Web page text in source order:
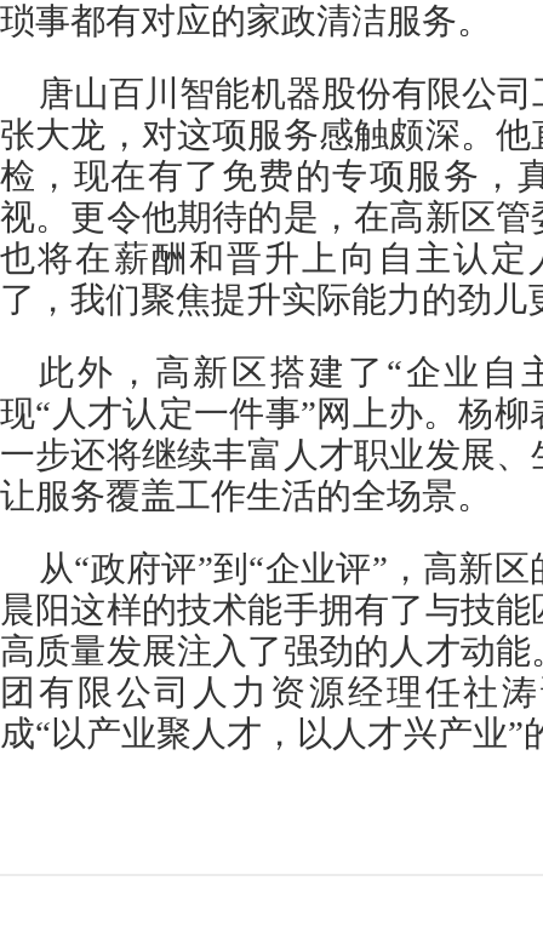
琐事都有对应的家政清洁服务。
唐山百川智能机器股份有限公
张大龙，对这项服务感触颇深。
检，现在有了免费的专项服务，
视。更令他期待的是，在高新区
也将在薪酬和晋升上向自主认定
了，我们聚焦提升实际能力的劲儿
此外，高新区搭建了“企业自
现“人才认定一件事”网上办。杨
一步还将继续丰富人才职业发展
让服务覆盖工作生活的全场景。
从“政府评”到“企业评”，高新
晨阳这样的技术能手拥有了与技
高质量发展注入了强劲的人才动
团有限公司人力资源经理任社
成“以产业聚人才，以人才兴产业”